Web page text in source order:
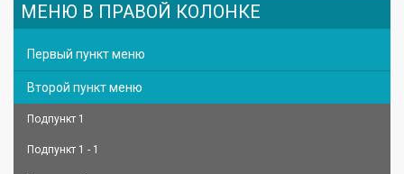
МЕНЮ В ПРАВОЙ КОЛОНКЕ
Первый пункт меню
Второй пункт меню
Подпункт 1
Подпункт 1 - 1